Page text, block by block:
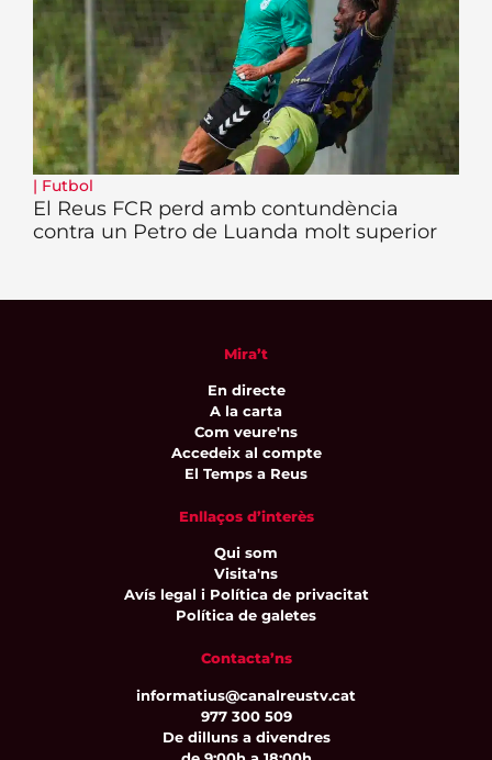
| Futbol
El Reus FCR perd amb contundència
contra un Petro de Luanda molt superior
Mira’t
En directe
A la carta
Com veure'ns
Accedeix al compte
El Temps a Reus
Enllaços d’interès
Qui som
Visita'ns
Avís legal i Política de privacitat
Política de galetes
Contacta’ns
informatius@canalreustv.cat
977 300 509
De dilluns a divendres